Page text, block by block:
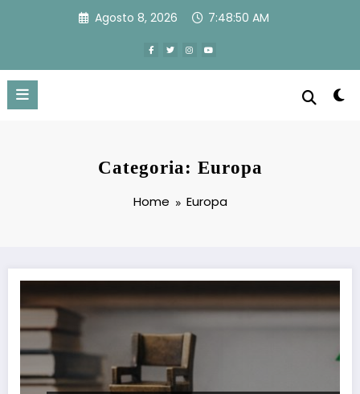
Agosto 8, 2026 7:48:51 AM
Categoria: Europa
Home Europa